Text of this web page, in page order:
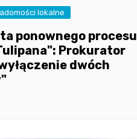
lokalne
ponownego procesu
Prokurator
dwóch